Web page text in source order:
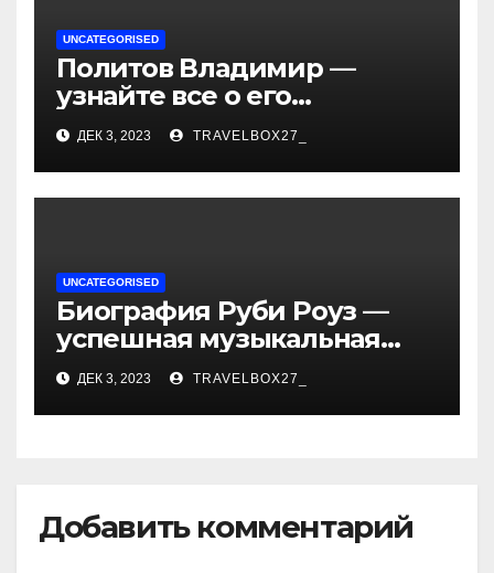
UNCATEGORISED
Политов Владимир —
узнайте все о его
биографии, возрасте и
впечатляющих
достижениях!
ДЕК 3, 2023 TRAVELBOX27_
UNCATEGORISED
Биография Руби Роуз —
успешная музыкальная
карьера, личная жизнь и
знаковые достижения
ДЕК 3, 2023 TRAVELBOX27_
Добавить комментарий